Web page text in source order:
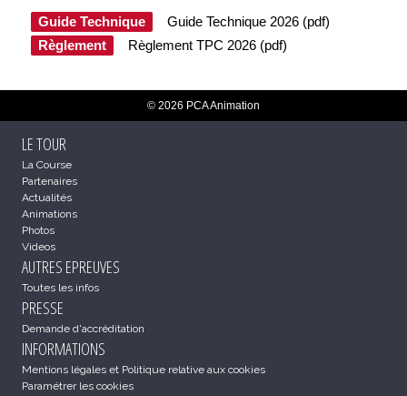
Guide Technique
Guide Technique 2026 (pdf)
Règlement
Règlement TPC 2026 (pdf)
© 2026 PCA Animation
LE TOUR
La Course
Partenaires
Actualités
Animations
Photos
Videos
AUTRES EPREUVES
Toutes les infos
PRESSE
Demande d'accréditation
INFORMATIONS
Mentions légales et Politique relative aux cookies
Paramétrer les cookies